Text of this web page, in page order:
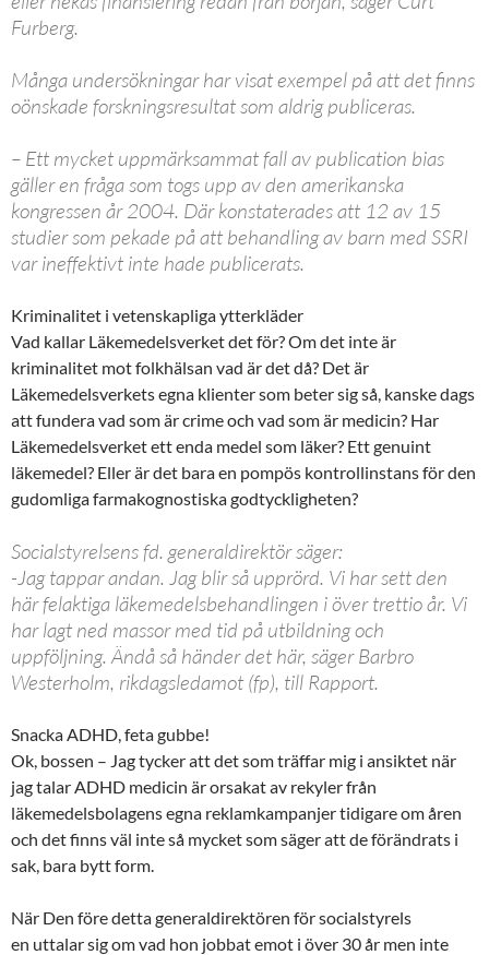
Furberg.
Många undersökningar har visat exempel på att det finns
oönskade forskningsresultat som aldrig publiceras.
– Ett mycket uppmärksammat fall av publication bias
gäller en fråga som togs upp av den amerikanska
kongressen år 2004. Där konstaterades att 12 av 15
studier som pekade på att behandling av barn med SSRI
var ineffektivt inte hade publicerats.
Kriminalitet i vetenskapliga ytterkläder
Vad kallar Läkemedelsverket det för? Om det inte är
kriminalitet mot folkhälsan vad är det då? Det är
Läkemedelsverkets egna klienter som beter sig så, kanske dags
att fundera vad som är crime och vad som är medicin? Har
Läkemedelsverket ett enda medel som läker? Ett genuint
läkemedel? Eller är det bara en pompös kontrollinstans för den
gudomliga farmakognostiska godtyckligheten?
Socialstyrelsens fd. generaldirektör säger:
-Jag tappar andan. Jag blir så upprörd. Vi har sett den
här felaktiga läkemedelsbehandlingen i över trettio år. Vi
har lagt ned massor med tid på utbildning och
uppföljning. Ändå så händer det här, säger Barbro
Westerholm, rikdagsledamot (fp), till Rapport.
Snacka ADHD, feta gubbe!
Ok, bossen – Jag tycker att det som träffar mig i ansiktet när
jag talar ADHD medicin är orsakat av rekyler från
läkemedelsbolagens egna reklamkampanjer tidigare om åren
och det finns väl inte så mycket som säger att de förändrats i
sak, bara bytt form.
När Den före detta generaldirektören för socialstyrels
en uttalar sig om vad hon jobbat emot i över 30 år men inte